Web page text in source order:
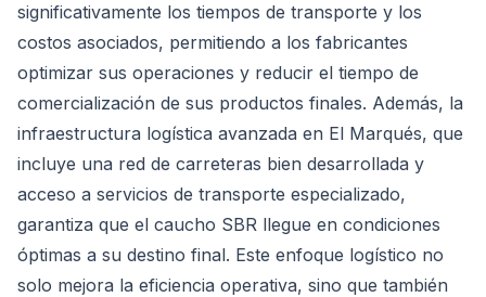
significativamente los tiempos de transporte y los
costos asociados, permitiendo a los fabricantes
optimizar sus operaciones y reducir el tiempo de
comercialización de sus productos finales. Además, la
infraestructura logística avanzada en El Marqués, que
incluye una red de carreteras bien desarrollada y
acceso a servicios de transporte especializado,
garantiza que el caucho SBR llegue en condiciones
óptimas a su destino final. Este enfoque logístico no
solo mejora la eficiencia operativa, sino que también